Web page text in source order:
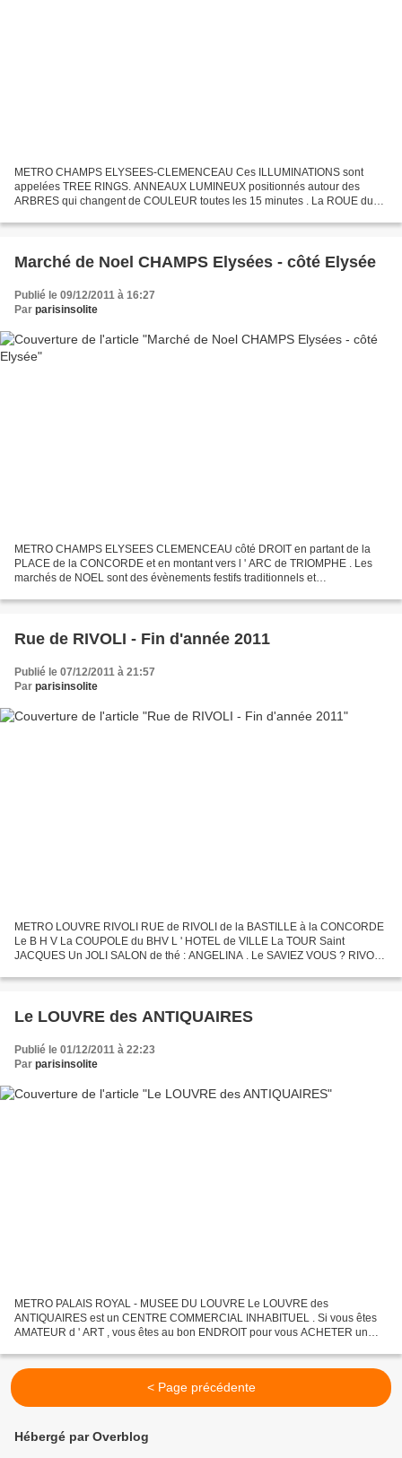
METRO CHAMPS ELYSEES-CLEMENCEAU Ces ILLUMINATIONS sont
appelées TREE RINGS. ANNEAUX LUMINEUX positionnés autour des
ARBRES qui changent de COULEUR toutes les 15 minutes . La ROUE du
RETROVISEUR...
Marché de Noel CHAMPS Elysées - côté Elysée
Publié le 09/12/2011 à 16:27
Par parisinsolite
METRO CHAMPS ELYSEES CLEMENCEAU côté DROIT en partant de la
PLACE de la CONCORDE et en montant vers l ' ARC de TRIOMPHE . Les
marchés de NOEL sont des évènements festifs traditionnels et
Rue de RIVOLI - Fin d'année 2011
Publié le 07/12/2011 à 21:57
Par parisinsolite
METRO LOUVRE RIVOLI RUE de RIVOLI de la BASTILLE à la CONCORDE
Le B H V La COUPOLE du BHV L ' HOTEL de VILLE La TOUR Saint
JACQUES Un JOLI SALON de thé : ANGELINA . Le SAVIEZ VOUS ? RIVOLI
Le LOUVRE des ANTIQUAIRES
Publié le 01/12/2011 à 22:23
Par parisinsolite
METRO PALAIS ROYAL - MUSEE DU LOUVRE Le LOUVRE des
ANTIQUAIRES est un CENTRE COMMERCIAL INHABITUEL . Si vous êtes
AMATEUR d ' ART , vous êtes au bon ENDROIT pour vous ACHETER un
d ' EPARGNE...
< Page précédente
Hébergé par Overblog